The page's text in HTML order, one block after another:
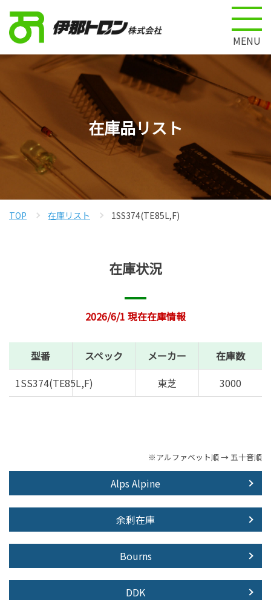
MENU
在庫品リスト
TOP 在庫リスト 1SS374(TE85L,F)
在庫状況
2026/6/1 現在在庫情報
型番 スペック メーカー
在庫数
1SS374(TE85L,F)
東芝 3000
※アルファベット順 → 五十音順
Alps Alpine
余剰在庫
Bourns
DDK